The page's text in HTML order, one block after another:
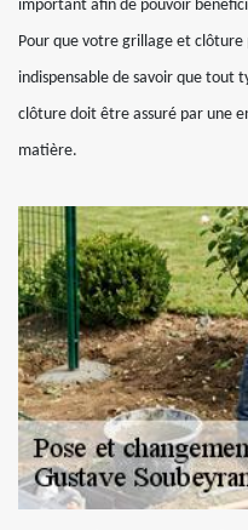
important afin de pouvoir
Pour que votre grillage et
indispensable de savoir que tout
clôture doit être assuré par une
matière.